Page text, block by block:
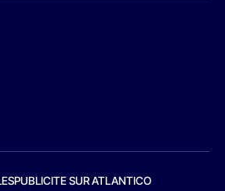
PUBLICITE SUR ATLANTICO